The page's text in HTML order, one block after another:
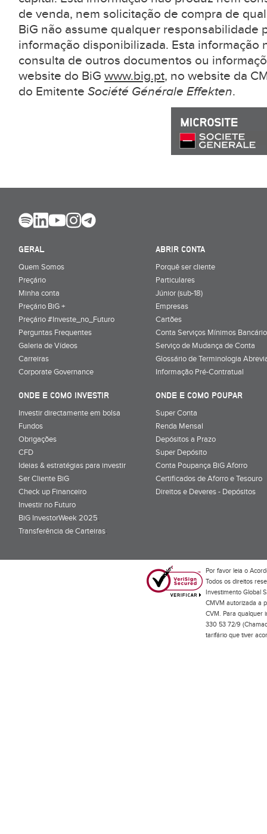
de venda, nem solicitação de compra de
BiG não assume qualquer responsabilidade
informação disponibilizada. Esta informação
consulta de outros documentos ou
website do BiG www.big.pt, no website da
do Emitente Société Générale Effekten.
GERAL
Quem Somos
Preçário
Minha conta
Preçário BiG +
Preçário #Investe_no_Futuro
Perguntas Frequentes
Galeria de Vídeos
Carreiras
Corporate Governance
ABRIR CONTA
Porquê ser cliente
Particulares
Júnior (sub-18)
Empresas
Cartões
Conta Serviços Mínimos
Serviço de Mudança de Conta
Glossário de Terminologia
Informação Pré-Contratual
ONDE E COMO INVESTIR
Investir directamente em bolsa
Fundos
Obrigações
CFD
Ideias & estratégias para investir
Ser Cliente BiG
Check up Financeiro
Investir no Futuro
BiG InvestorWeek 2025;
Transferência de Carteiras;
ONDE E COMO POUPAR
Super Conta
Renda Mensal
Depósitos a Prazo
Super Depósito
Conta Poupança BiG Aforro
Certificados de Aforro e Tesouro
Direitos e Deveres - Depósitos
Por favor leia o
Todos os direitos
Investimento Global
CMVM autorizada a
CVM. Para qualquer
330 53 72/9
tarifário que tiver